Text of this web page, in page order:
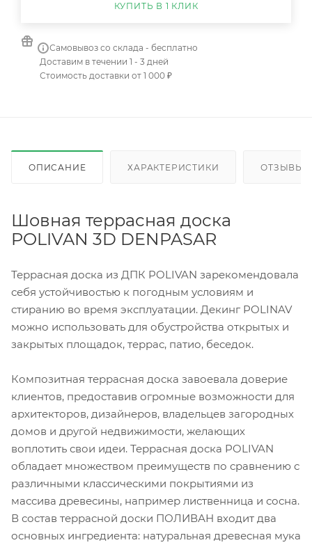
КУПИТЬ В 1 КЛИК
Самовывоз со склада - бесплатно
Доставим в течении 1 - 3 дней
Стоимость доставки от 1 000 ₽
ОПИСАНИЕ ХАРАКТЕРИСТИКИ ОТЗЫВЫ
Шовная террасная доска
POLIVAN 3D DENPASAR
Террасная доска из ДПК POLIVAN зарекомендовала
себя устойчивостью к погодным условиям и
стиранию во время эксплуатации. Декинг POLINAV
можно использовать для обустройства открытых и
закрытых площадок, террас, патио, беседок.
Композитная террасная доска завоевала доверие
клиентов, предоставив огромные возможности для
архитекторов, дизайнеров, владельцев загородных
домов и другой недвижимости, желающих
воплотить свои идеи. Террасная доска POLIVAN
обладает множеством преимуществ по сравнению с
различными классическими покрытиями из
массива древесины, например лиственница и сосна.
В состав террасной доски ПОЛИВАН входит два
основных ингредиента: натуральная древесная мука